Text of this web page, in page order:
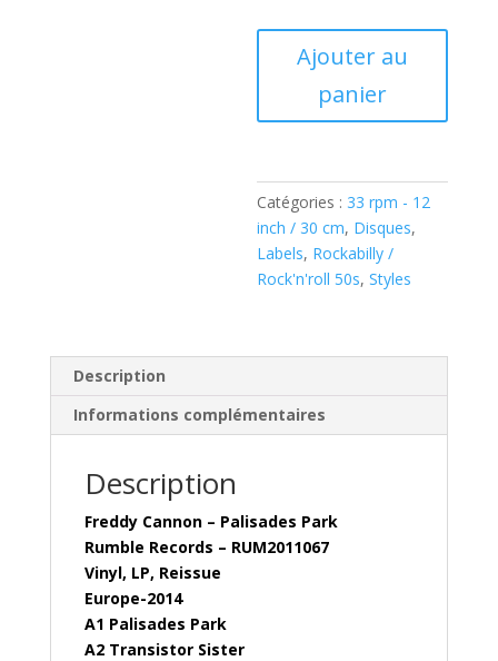
Cannon
Park
(
Vinyl,
LP)
Ajouter au
panier
Catégories : 33 rpm - 12
inch / 30 cm, Disques,
Labels, Rockabilly /
Rock'n'roll 50s,Styles
Description
Informations complémentaires
Description
Freddy Cannon – Palisades Park
Rumble Records – RUM2011067
Vinyl, LP, Reissue
Europe-2014
A1 Palisades Park
A2 Transistor Sister